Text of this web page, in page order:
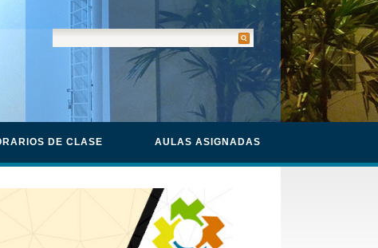
DE CLASE AULAS ASIGNADAS